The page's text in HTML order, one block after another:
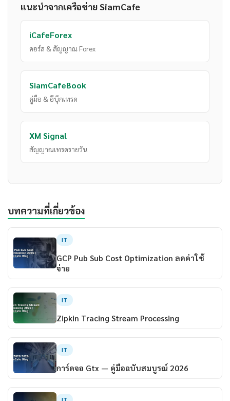
แนะนำจากเครือข่าย SiamCafe
iCafeForex
คอร์ส & สัญญาณ Forex
SiamCafeBook
คู่มือ & อีบุ๊กเทรด
XM Signal
สัญญาณเทรดรายวัน
บทความที่เกี่ยวข้อง
IT
GCP Pub Sub Cost Optimization ลดค่าใช้
จ่าย
IT
Zipkin Tracing Stream Processing
IT
การ์ดจอ Gtx — คู่มือฉบับสมบูรณ์ 2026